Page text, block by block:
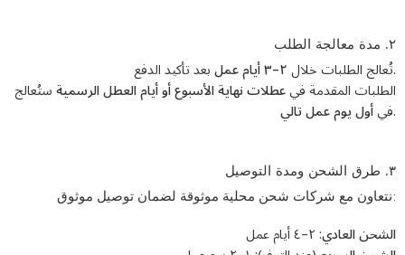
٢. مدة معالجة الطلب
تُعالج الطلبات خلال٢–٣ أيام عمل بعد تأكيد الدفع.
الطلبات المقدمة فيعطلات نهاية الأسبوع أو أيام العطل الرسميةستُعالج
فيأول يوم عمل تالي .
٣. طرق الشحن ومدة التوصيل
نتعاون مع شركات شحن محلية موثوقة لضمان توصيل موثوق:
الشحن العادي: ٢–٤ أيام عمل